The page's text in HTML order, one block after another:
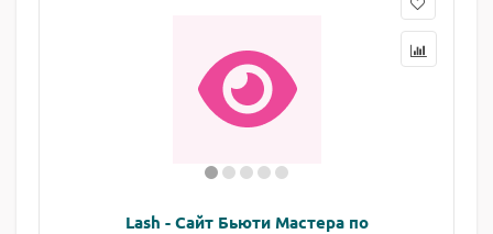
Lash - Сайт Бьюти Мастера по